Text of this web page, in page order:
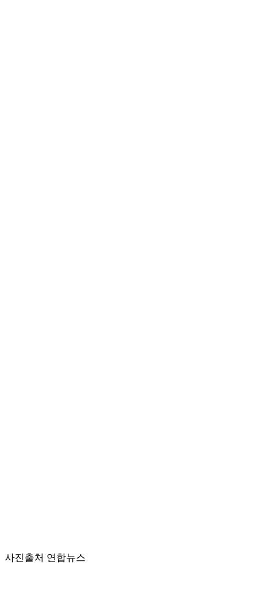
사진출처 연합뉴스